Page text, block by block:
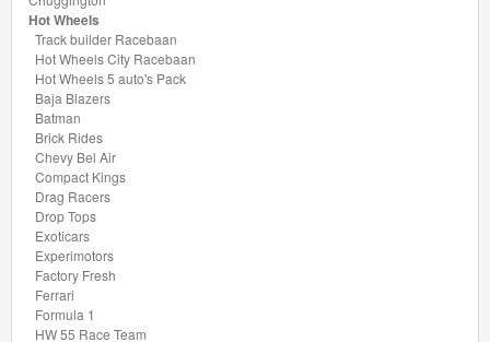
Trackmaster
Push
Along
Thomas
de
trein
hout
Thomas
Adventures
Hot Wheels
Track builder Racebaan
Hot Wheels City Racebaan
Hot Wheels 5 auto's Pack
Baja Blazers
Batman
Brick Rides
Chevy Bel Air
Compact Kings
Drag Racers
Drop Tops
Exoticars
Experimotors
Factory Fresh
Ferrari
Formula 1
HW 55 Race Team